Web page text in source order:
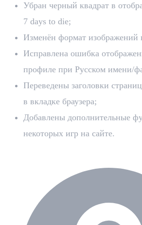
Убран черный квадрат в
7 days to die;
Изменён формат изображений
Исправлена ошибка
профиле при Русском имени/
Переведены заголовки
в вкладке браузера;
Добавлены дополнительные
некоторых игр на сайте.